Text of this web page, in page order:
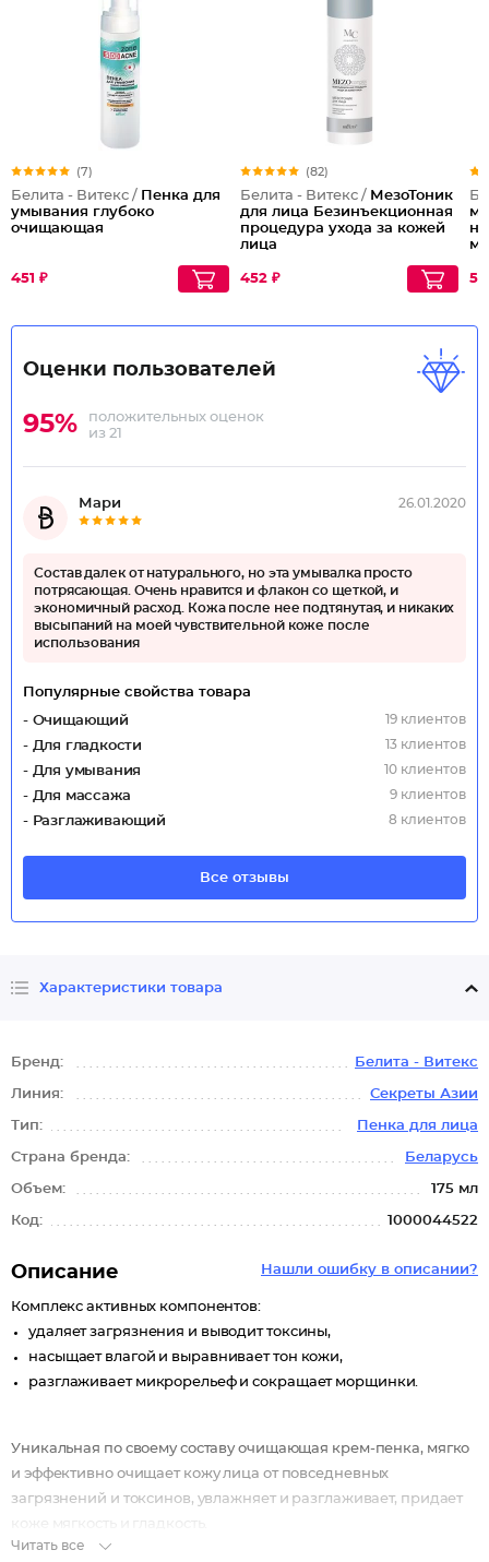
(7)
Белита - Витекс / Пенка для
умывания глубоко
очищающая
451 ₽
(82)
Белита - Витекс / МезоТоник
для лица Безинъекционная
процедура ухода за кожей
лица
452 ₽
Оценки пользователей
95%
положительных оценок
из 21
Мари 26.01.2020
Состав далек от натурального, но эта умывалка просто
потрясающая. Очень нравится и флакон со щеткой, и
экономичный расход. Кожа после нее подтянутая, и никаких
высыпаний на моей чувствительной коже после
использования
Популярные свойства товара
- Очищающий
19 клиентов
- Для гладкости 13 клиентов
- Для умывания 10 клиентов
- Для массажа 9 клиентов
- Разглаживающий 8 клиентов
Все отзывы
Характеристики товара
Бренд: Белита - Витекс
Линия: Секреты Азии
Тип: Пенка для лица
Страна бренда: Беларусь
Объем: 175 мл
Код: 1000044522
Нашли ошибку в описании?
Описание
Комплекс активных компонентов:
удаляет загрязнения и выводит токсины,
насыщает влагой и выравнивает тон кожи,
разглаживает микрорельеф и сокращает морщинки.
Уникальная по своему составу очищающая крем-пенка, мягко
и эффективно очищает кожу лица от повседневных
загрязнений и токсинов, увлажняет и разглаживает, придает
Очищающая крем-пенка выпускается в двух вариантах: с
Читать все